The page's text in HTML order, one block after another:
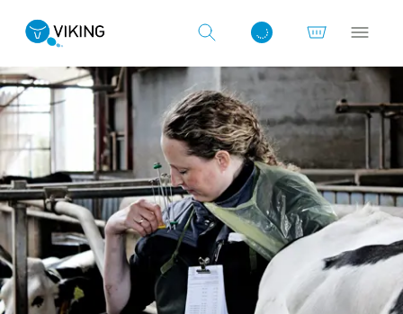
Log ind med det samme